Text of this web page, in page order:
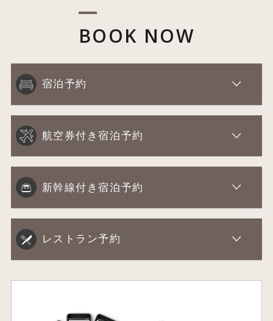
BOOK NOW
宿泊予約
航空券付き宿泊予約
新幹線付き宿泊予約
レストラン予約